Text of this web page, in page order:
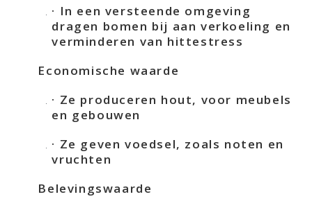
· In een versteende omgeving
dragen bomen bij aan verkoeling en
verminderen van hittestress
Economische waarde
· Ze produceren hout, voor meubels
en gebouwen
· Ze geven voedsel, zoals noten en
vruchten
Belevingswaarde